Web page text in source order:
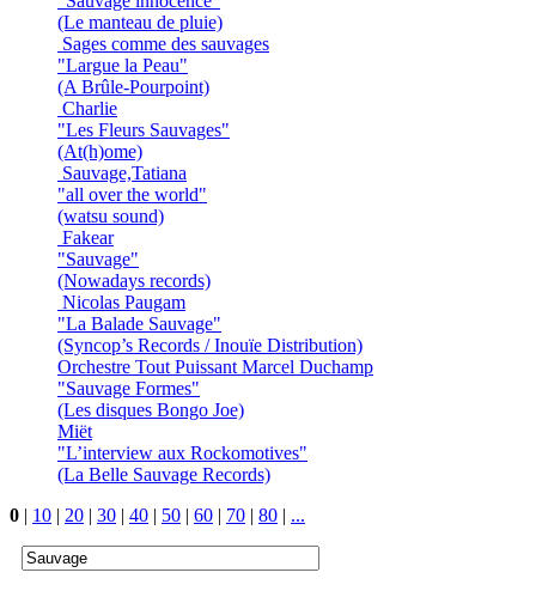
(Le manteau de pluie)
Sages comme des sauvages
"Largue la Peau"
(A Brûle-Pourpoint)
Charlie
"Les Fleurs Sauvages"
(At(h)ome)
Sauvage,Tatiana
"all over the world"
(watsu sound)
Fakear
"Sauvage"
(Nowadays records)
Nicolas Paugam
"La Balade Sauvage"
(Syncop’s Records / Inouïe Distribution)
Orchestre Tout Puissant Marcel Duchamp
"Sauvage Formes"
(Les disques Bongo Joe)
Miët
"L’interview aux Rockomotives"
(La Belle Sauvage Records)
0 | 10 | 20 | 30 | 40 | 50 | 60 | 70 | 80 | ...